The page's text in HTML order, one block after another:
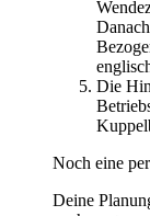
Die
Noch eine
Deine